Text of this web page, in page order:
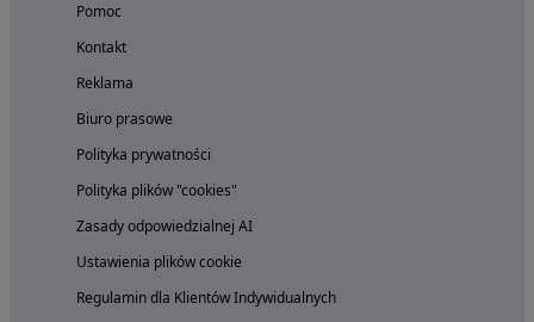
Pomoc
Kontakt
Reklama
Biuro prasowe
Polityka prywatności
Polityka plików "cookies"
Zasady odpowiedzialnej AI
Ustawienia plików cookie
Regulamin dla Klientów Indywidualnych